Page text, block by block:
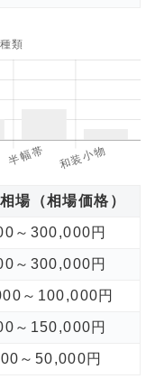
場（相場価格）
～300,000円
～300,000円
～100,000円
～150,000円
～50,000円